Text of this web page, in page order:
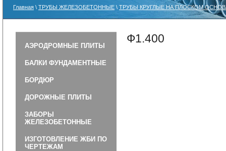
Главная \ ТРУБЫ ЖЕЛЕЗОБЕТОННЫЕ \ ТРУБЫ КРУГЛЫЕ НА ПЛОСКОМ
АЭРОДРОМНЫЕ ПЛИТЫ
БАЛКИ ФУНДАМЕНТНЫЕ
БОРДЮР
ДОРОЖНЫЕ ПЛИТЫ
ЗАБОРЫ
ЖЕЛЕЗОБЕТОННЫЕ
ИЗГОТОВЛЕНИЕ ЖБИ ПО
ЧЕРТЕЖАМ
Ф1.400